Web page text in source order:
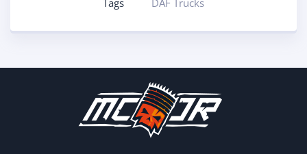
Tags DAF Trucks